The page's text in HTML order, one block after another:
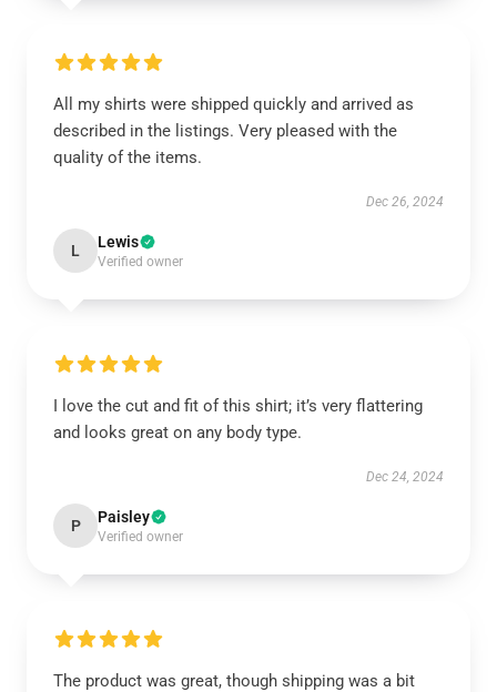
All my shirts were shipped quickly and arrived as
described in the listings. Very pleased with the
quality of the items.
Dec 26, 2024
L Lewis
Verified owner
I love the cut and fit of this shirt; it’s very flattering
and looks great on any body type.
Dec 24, 2024
P Paisley
Verified owner
The product was great, though shipping was a bit